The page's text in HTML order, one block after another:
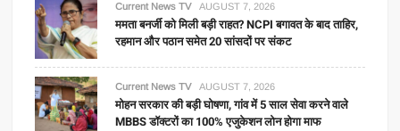
Current News TV AUGUST 7, 2026
ममता बनर्जी को मिली बड़ी राहत? NCPI बगावत के बाद ताहिर,
रहमान और पठान समेत 20 सांसदों पर संकट
Current News TV AUGUST 7, 2026
मोहन सरकार की बड़ी घोषणा, गांव में 5 साल सेवा करने वाले
MBBS डॉक्टरों का 100% एजुकेशन लोन होगा माफ